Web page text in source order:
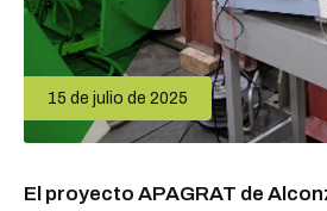
15 de julio de 2025
El proyecto APAGRAT de